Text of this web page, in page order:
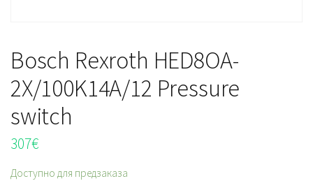
Bosch Rexroth HED8OA-
2X/100K14A/12 Pressure
switch
307€
Доступно для предзаказа